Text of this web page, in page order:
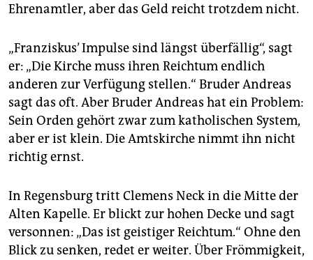
Ehrenamtler, aber das Geld reicht trotzdem nicht.
„Franziskus’ Impulse sind längst überfällig“, sagt
er: „Die Kirche muss ihren Reichtum endlich
anderen zur Verfügung stellen.“ Bruder Andreas
sagt das oft. Aber Bruder Andreas hat ein Problem:
Sein Orden gehört zwar zum katholischen System,
aber er ist klein. Die Amtskirche nimmt ihn nicht
richtig ernst.
In Regensburg tritt Clemens Neck in die Mitte der
Alten Kapelle. Er blickt zur hohen Decke und sagt
versonnen: „Das ist geistiger Reichtum.“ Ohne den
Blick zu senken, redet er weiter. Über Frömmigkeit,